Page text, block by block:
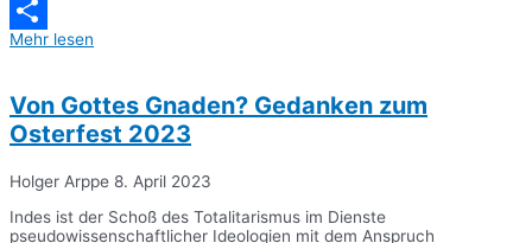
Messenger
Teilen
Mehr lesen
Von Gottes Gnaden? Gedanken zum
Osterfest 2023
Holger Arppe 8. April 2023
Indes ist der Schoß des Totalitarismus im Dienste
pseudowissenschaftlicher Ideologien mit dem Anspruch